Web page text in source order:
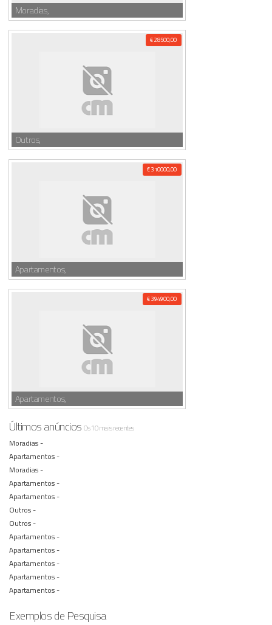
Moradias,
€ 28500,00
Outros,
€ 310000,00
Apartamentos,
€ 394900,00
Apartamentos,
Últimos anúnciosOs 10 mais recentes
Moradias -
Apartamentos -
Moradias -
Apartamentos -
Apartamentos -
Outros -
Outros -
Apartamentos -
Apartamentos -
Apartamentos -
Apartamentos -
Apartamentos -
Exemplos de Pesquisa